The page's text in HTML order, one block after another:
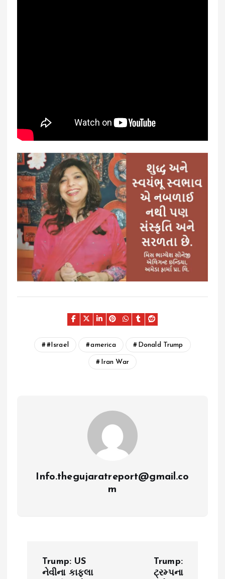
#Israel america Donald Trump
Iran War
Info.thegujaratreport@gmail.co
m
Trump: US
નેવીના કાફલા
Trump:
ટ્રમ્પના